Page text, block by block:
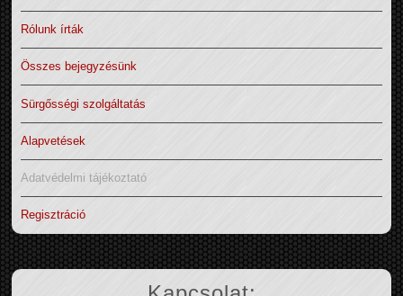
Rólunk írták
Összes bejegyzésünk
Sürgősségi szolgáltatás
Alapvetések
Adatvédelmi tájékoztató
Regisztráció